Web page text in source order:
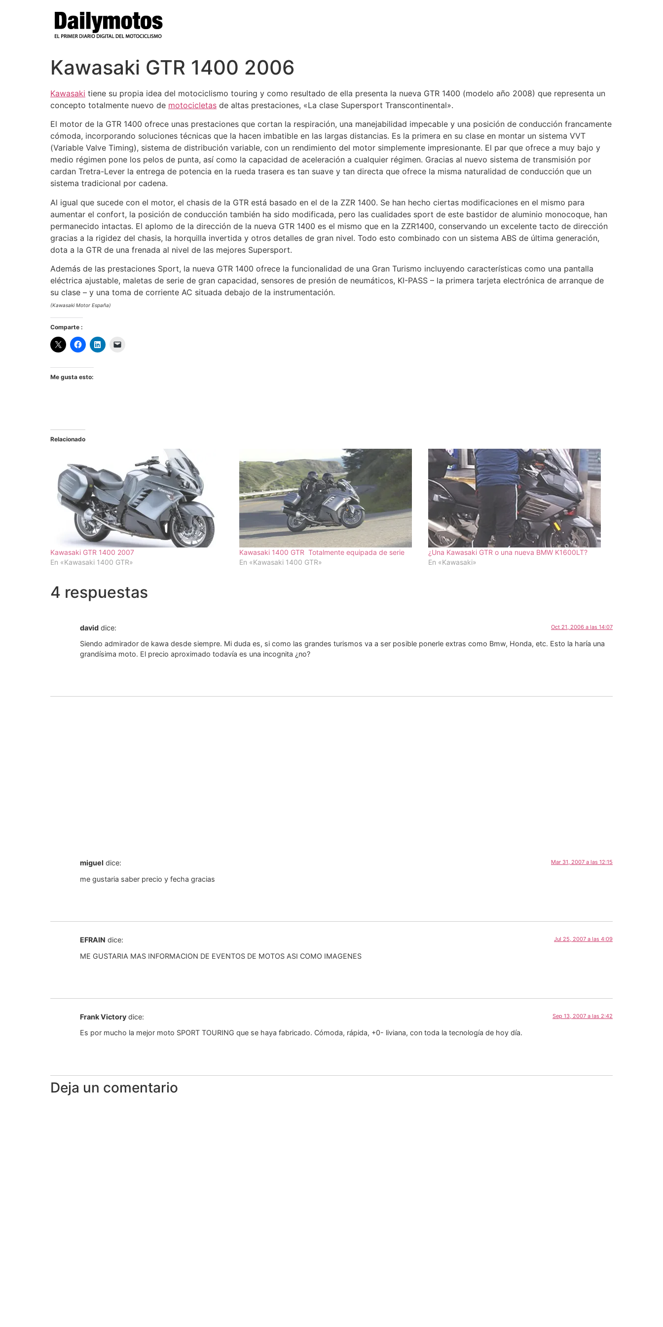
Kawasaki GTR 1400 2006
Kawasaki tiene su propia idea del motociclismo touring y como resultado de ella presenta la nueva GTR 1400 (modelo año 2008) que representa un
concepto totalmente nuevo de motocicletas de altas prestaciones, «La clase Supersport Transcontinental».
El motor de la GTR 1400 ofrece unas prestaciones que cortan la respiración, una manejabilidad impecable y una posición de conducción francamente
cómoda, incorporando soluciones técnicas que la hacen imbatible en las largas distancias. Es la primera en su clase en montar un sistema VVT
(Variable Valve Timing), sistema de distribución variable, con un rendimiento del motor simplemente impresionante. El par que ofrece a muy bajo y
medio régimen pone los pelos de punta, así como la capacidad de aceleración a cualquier régimen. Gracias al nuevo sistema de transmisión por
cardan Tretra-Lever la entrega de potencia en la rueda trasera es tan suave y tan directa que ofrece la misma naturalidad de conducción que un
sistema tradicional por cadena.
Al igual que sucede con el motor, el chasis de la GTR está basado en el de la ZZR 1400. Se han hecho ciertas modificaciones en el mismo para
aumentar el confort, la posición de conducción también ha sido modificada, pero las cualidades sport de este bastidor de aluminio monocoque, han
permanecido intactas. El aplomo de la dirección de la nueva GTR 1400 es el mismo que en la ZZR1400, conservando un excelente tacto de dirección
gracias a la rigidez del chasis, la horquilla invertida y otros detalles de gran nivel. Todo esto combinado con un sistema ABS de última generación,
dota a la GTR de una frenada al nivel de las mejores Supersport.
Además de las prestaciones Sport, la nueva GTR 1400 ofrece la funcionalidad de una Gran Turismo incluyendo características como una pantalla
eléctrica ajustable, maletas de serie de gran capacidad, sensores de presión de neumáticos, KI-PASS – la primera tarjeta electrónica de arranque de
su clase – y una toma de corriente AC situada debajo de la instrumentación.
(Kawasaki Motor España)
Comparte :
Me gusta esto:
Relacionado
Kawasaki GTR 1400 2007
En «Kawasaki 1400 GTR»
Kawasaki 1400 GTR  Totalmente equipada de serie
En «Kawasaki 1400 GTR»
¿Una Kawasaki GTR o una nueva BMW K1600LT?
En «Kawasaki»
4 respuestas
david dice: Oct 21, 2006 a las 14:07
Siendo admirador de kawa desde siempre. Mi duda es, si como las grandes turismos va a ser posible ponerle extras como Bmw, Honda, etc. Esto la haría una
grandísima moto. El precio aproximado todavía es una incognita ¿no?
miguel dice: Mar 31, 2007 a las 12:15
me gustaria saber precio y fecha gracias
EFRAIN dice: Jul 25, 2007 a las 4:09
ME GUSTARIA MAS INFORMACION DE EVENTOS DE MOTOS ASI COMO IMAGENES
Frank Victory dice: Sep 13, 2007 a las 2:42
Es por mucho la mejor moto SPORT TOURING que se haya fabricado. Cómoda, rápida, +0- liviana, con toda la tecnología de hoy día.
Deja un comentario